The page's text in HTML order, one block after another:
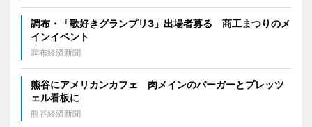
調布・「歌好きグランプリ3」出場者募る 商工まつりのメ
インイベント
調布経済新聞
熊谷にアメリカンカフェ 肉メインのバーガーとプレッツ
ェル看板に
熊谷経済新聞